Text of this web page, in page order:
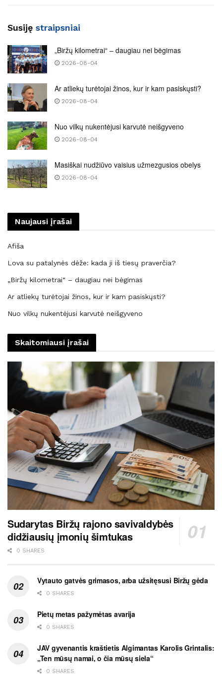
Susiję straipsniai
„Biržų kilometrai“ – daugiau nei bėgimas
2026-08-04
Ar atliekų turėtojai žinos, kur ir kam pasiskųsti?
2026-08-04
Nuo vilkų nukentėjusi karvutė neišgyveno
2026-08-04
Masiškai nudžiūvo vaisius užmezgusios obelys
2026-08-04
Naujausi įrašai
Afiša
Lova su patalynės dėže: kada ji iš tiesų praverčia?
„Biržų kilometrai“ – daugiau nei bėgimas
Ar atliekų turėtojai žinos, kur ir kam pasiskųsti?
Nuo vilkų nukentėjusi karvutė neišgyveno
Skaitomiausi įrašai
Sudarytas Biržų rajono savivaldybės
didžiausių įmonių šimtukas
0 SHARES
Vytauto gatvės grimasos, arba užsitęsusi Biržų gėda
0 SHARES
Pietų metas pažymėtas avarija
0 SHARES
JAV gyvenantis kraštietis Algimantas Karolis Grintalis:
„Ten mūsų namai, o čia mūsų siela“
0 SHARES